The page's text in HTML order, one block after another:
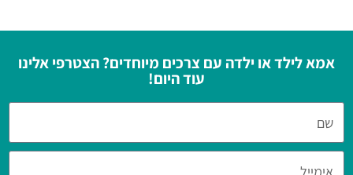
אמא לילד או ילדה עם צרכים מיוחדים? הצטרפי אלינו
עוד היום!